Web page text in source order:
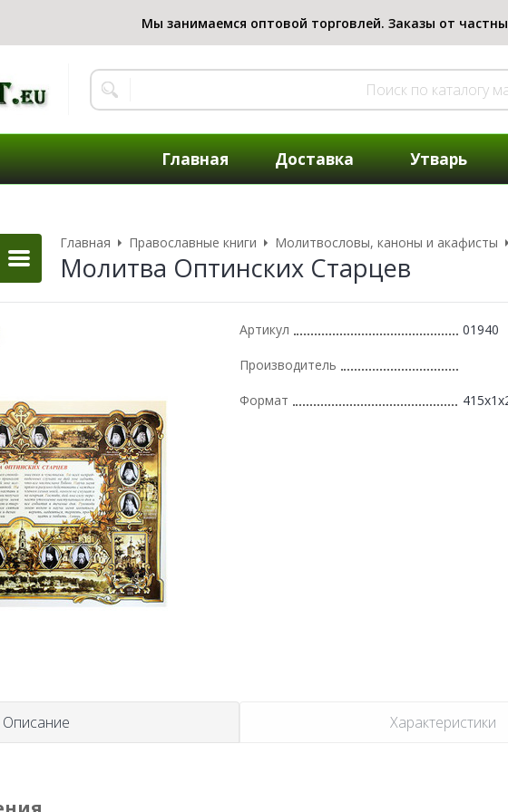
Главная Доставка Утварь
Главная Православные книги Молитвословы, каноны и акафисты
Молитва Оптинских Старцев
Артикул 01940
Производитель
Формат
Описание Характеристики